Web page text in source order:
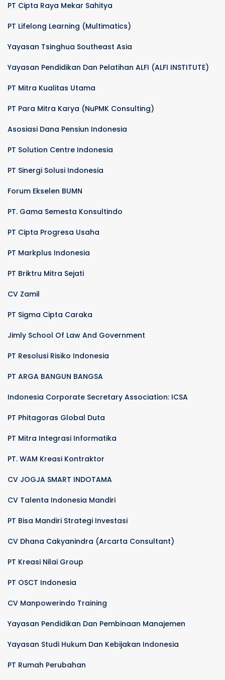
PT Cipta Raya Mekar Sahitya
PT Lifelong Learning (Multimatics)
Yayasan Tsinghua Southeast Asia
Yayasan Pendidikan Dan Pelatihan ALFI (ALFI INSTITUTE)
PT Mitra Kualitas Utama
PT Para Mitra Karya (NuPMK Consulting)
Asosiasi Dana Pensiun Indonesia
PT Solution Centre Indonesia
PT Sinergi Solusi Indonesia
Forum Ekselen BUMN
PT. Gama Semesta Konsultindo
PT Cipta Progresa Usaha
PT Markplus Indonesia
PT Briktru Mitra Sejati
CV Zamil
PT Sigma Cipta Caraka
Jimly School Of Law And Government
PT Resolusi Risiko Indonesia
PT ARGA BANGUN BANGSA
Indonesia Corporate Secretary Association: ICSA
PT Phitagoras Global Duta
PT Mitra Integrasi Informatika
PT. WAM Kreasi Kontraktor
CV JOGJA SMART INDOTAMA
CV Talenta Indonesia Mandiri
PT Bisa Mandiri Strategi Investasi
CV Dhana Cakyanindra (Arcarta Consultant)
PT Kreasi Nilai Group
PT OSCT Indonesia
CV Manpowerindo Training
Yayasan Pendidikan Dan Pembinaan Manajemen
Yayasan Studi Hukum Dan Kebijakan Indonesia
PT Rumah Perubahan